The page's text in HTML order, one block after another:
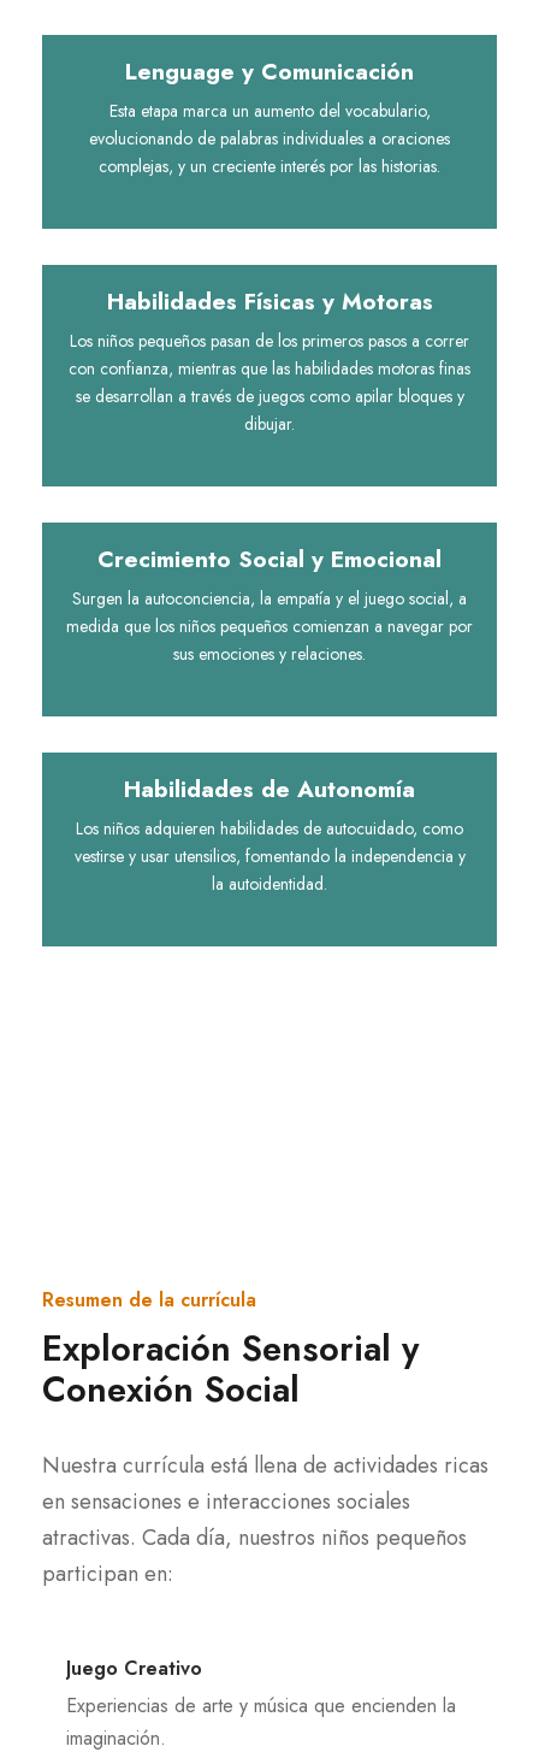
Lenguage y Comunicación
Esta etapa marca un aumento del vocabulario,
evolucionando de palabras individuales a oraciones
complejas, y un creciente interés por las historias.
Habilidades Físicas y Motoras
Los niños pequeños pasan de los primeros pasos a correr
con confianza, mientras que las habilidades motoras finas
se desarrollan a través de juegos como apilar bloques y
dibujar.
Crecimiento Social y Emocional
Surgen la autoconciencia, la empatía y el juego social, a
medida que los niños pequeños comienzan a navegar por
sus emociones y relaciones.
Habilidades de Autonomía
Los niños adquieren habilidades de autocuidado, como
vestirse y usar utensilios, fomentando la independencia y
la autoidentidad.
Resumen de la currícula
Exploración Sensorial y
Conexión Social
Nuestra currícula está llena de actividades ricas
en sensaciones e interacciones sociales
atractivas. Cada día, nuestros niños pequeños
participan en:
Juego Creativo
Experiencias de arte y música que encienden la
imaginación.